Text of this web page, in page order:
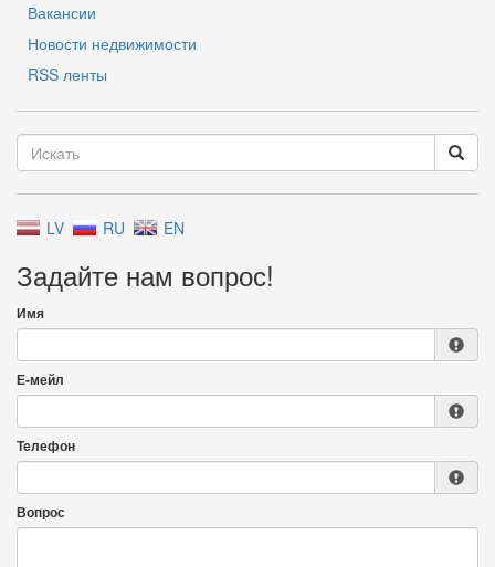
Вакансии
Новости недвижимости
RSS ленты
LV RU EN
Задайте нам вопрос!
Имя
Е-мейл
Телефон
Вопрос